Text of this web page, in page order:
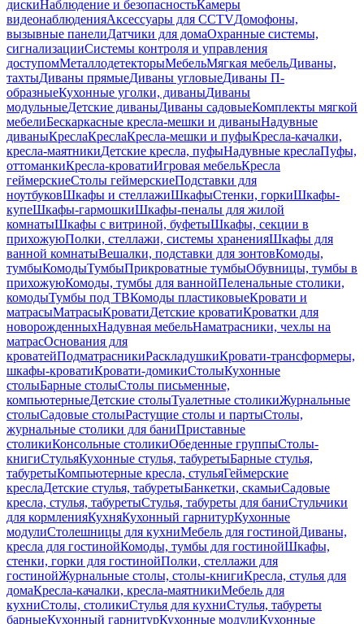
дискиНаблюдение и безопасностьКамеры
видеонаблюденияАксессуары для CCTVДомофоны,
вызывные панелиДатчики для домаОхранные системы,
сигнализацииСистемы контроля и управления
доступомМеталлодетекторыМебельМягкая мебельДиваны,
тахтыДиваны прямыеДиваны угловыеДиваны П-
образныеКухонные уголки, диваныДиваны
модульныеДетские диваныДиваны садовыеКомплекты мягкой
мебелиБескаркасные кресла-мешки и диваныНадувные
диваныКреслаКреслаКресла-мешки и пуфыКресла-качалки,
кресла-маятникиДетские кресла, пуфыНадувные креслаПуфы,
оттоманкиКресла-кроватиИгровая мебельКресла
геймерскиеСтолы геймерскиеПодставки для
ноутбуковШкафы и стеллажиШкафыСтенки, горкиШкафы-
купеШкафы-гармошкиШкафы-пеналы для жилой
комнатыШкафы с витриной, буфетыШкафы, секции в
прихожуюПолки, стеллажи, системы храненияШкафы для
ванной комнатыВешалки, подставки для зонтовКомоды,
тумбыКомодыТумбыПрикроватные тумбыОбувницы, тумбы в
прихожуюКомоды, тумбы для ваннойПеленальные столики,
комодыТумбы под ТВКомоды пластиковыеКровати и
матрасыМатрасыКроватиДетские кроватиКроватки для
новорожденныхНадувная мебельНаматрасники, чехлы на
матрасОснования для
кроватейПодматрасникиРаскладушкиКровати-трансформеры,
шкафы-кроватиКровати-домикиСтолыКухонные
столыБарные столыСтолы письменные,
компьютерныеДетские столыТуалетные столикиЖурнальные
столыСадовые столыРастущие столы и партыСтолы,
журнальные столики для баниПриставные
столикиКонсольные столикиОбеденные группыСтолы-
книгиСтульяКухонные стулья, табуретыБарные стулья,
табуретыКомпьютерные кресла, стульяГеймерские
креслаДетские стулья, табуретыБанкетки, скамьиСадовые
кресла, стулья, табуретыСтулья, табуреты для баниСтульчики
для кормленияКухняКухонный гарнитурКухонные
модулиСтолешницы для кухниМебель для гостинойДиваны,
кресла для гостинойКомоды, тумбы для гостинойШкафы,
стенки, горки для гостинойПолки, стеллажи для
гостинойЖурнальные столы, столы-книгиКресла, стулья для
домаКресла-качалки, кресла-маятникиМебель для
кухниСтолы, столикиСтулья для кухниСтулья, табуреты
барныеКухонный гарнитурКухонные модулиКухонные